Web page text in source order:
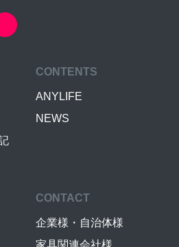
CONTENTS
ANYLIFE
NEWS
CONTACT
企業様・自治体様